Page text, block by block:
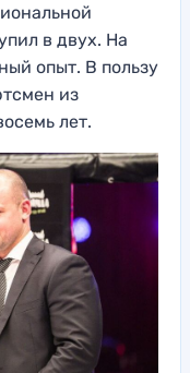
в двух. На
опыт. В пользу
из
лет.